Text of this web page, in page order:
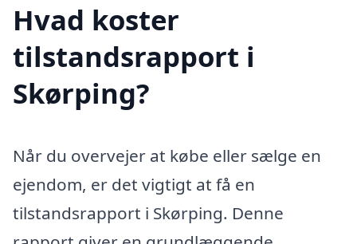
Hvad koster
tilstandsrapport i
Skørping?
Når du overvejer at købe eller sælge en
ejendom, er det vigtigt at få en
tilstandsrapport i Skørping. Denne